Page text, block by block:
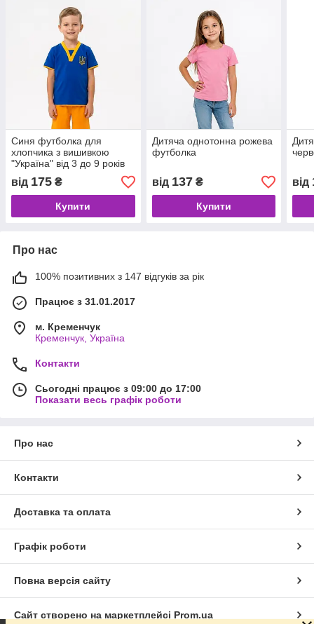
Синя футболка для
хлопчика з вишивкою
"Україна" від 3 до 9 років
від 175 ₴
Купити
Дитяча однотонна рожева
футболка
від 137₴
Купити
від
Про нас
100% позитивних з 147 відгуків за рік
Працює з 31.01.2017
м. Кременчук
Кременчук, Україна
Контакти
Сьогодні працює з 09:00 до 17:00
Показати весь графік роботи
Про нас
Контакти
Доставка та оплата
Графік роботи
Повна версія сайту
Сайт створено на маркетплейсі Prom.ua